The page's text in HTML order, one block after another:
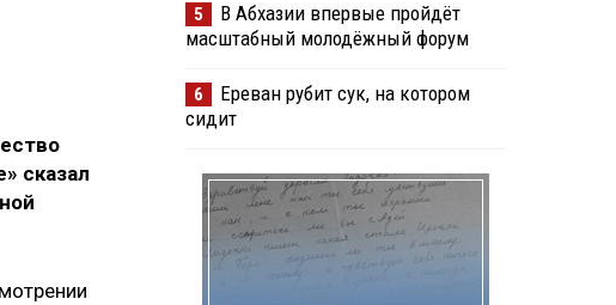
сказал
5
В Абхазии впервые пройдёт
масштабный молодёжный форум
6
Ереван рубит сук, на котором
сидит